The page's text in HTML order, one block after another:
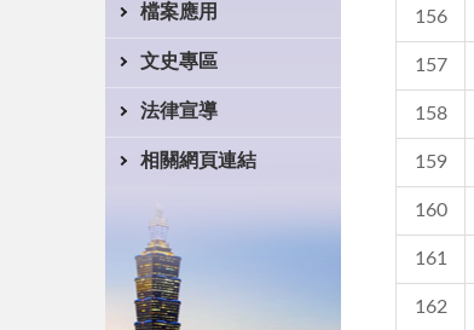
檔案應用
文史專區
法律宣導
相關網頁連結
156
157
158
159
160
161
162